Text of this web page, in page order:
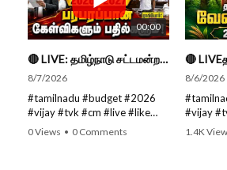
00:00
🔴 LIVE: தமிழ்நாடு சட்டமன்றப் பேரவை கூட்டத்தொடர் - நிதிநிலை அறிக்கை மீது விவாதம் #live #budget #video
8/7/2026
#tamilnadu #budget #2026
#vijay #tvk #cm #live #like
#viral #nowtrending #video
0 Views • 0 Comments
8/6/2026
#vijay
#viral #nowtrending #video
1.4K